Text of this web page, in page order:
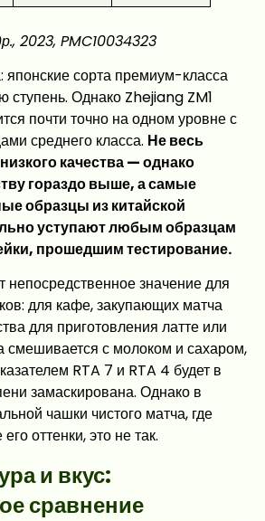
2023, PMC10034323
японские сорта премиум-класса
ступень. Однако Zhejiang ZM1
почти точно на одном уровне с
среднего класса. Не весь
качества — однако
гораздо выше, а самые
образцы из китайской
уступают любым образцам
прошедшим тестирование.
значение для
для кафе, закупающих матча
для приготовления латте или
смешивается с молоком и сахаром,
RTA 7 и RTA 4 будет в
замаскирована. Однако в
чашки чистого матча, где
оттенки, это не так.
и вкус:
сравнение